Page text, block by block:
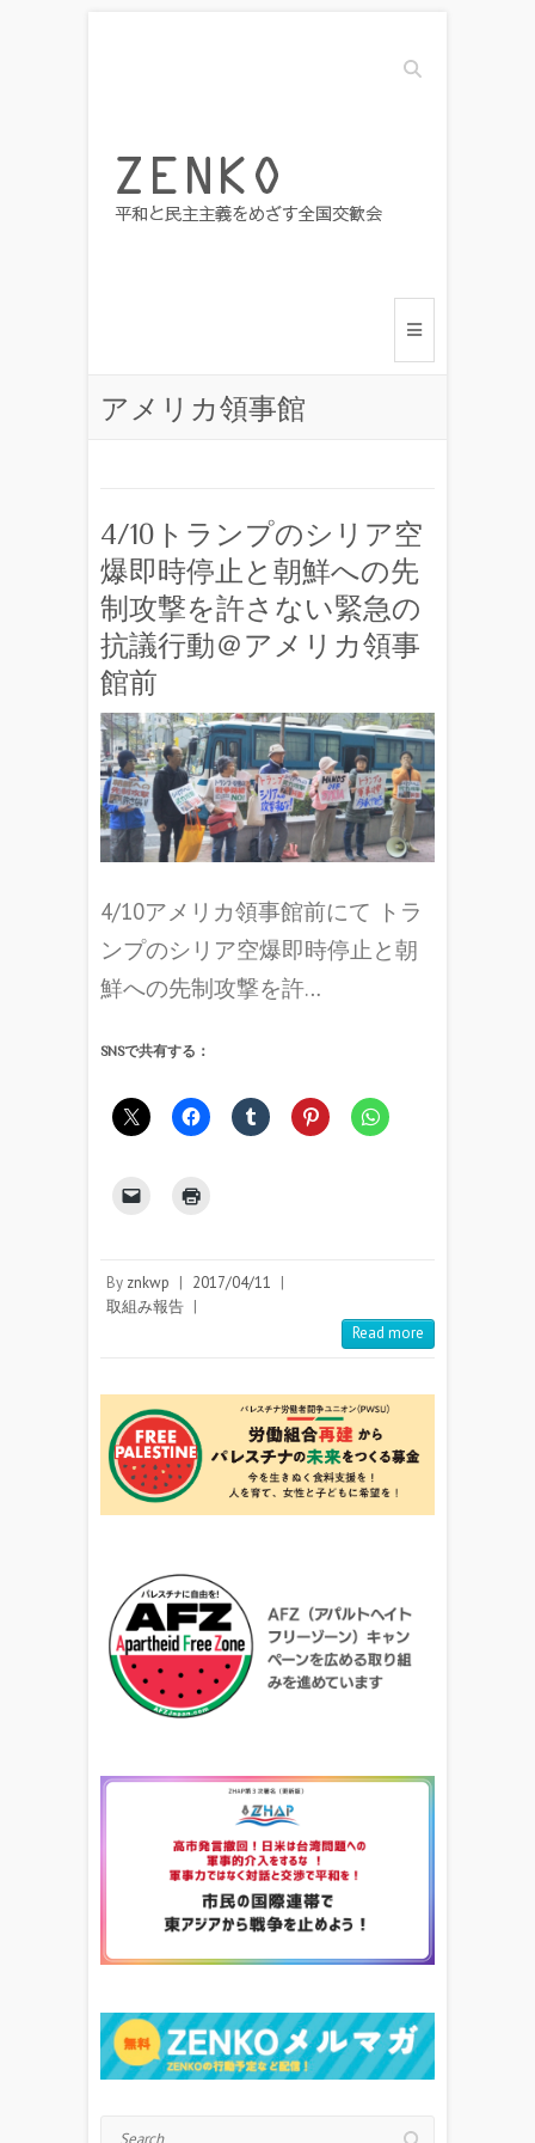
Search
アメリカ領事館
4/10トランプのシリア空
爆即時停止と朝鮮への先
制攻撃を許さない緊急の
抗議行動＠アメリカ領事
館前
4/10アメリカ領事館前にて トラ
ンプのシリア空爆即時停止と朝
鮮への先制攻撃を許…
SNSで共有する：
By znkwp | 2017/04/11 |
取組み報告 |
Read more